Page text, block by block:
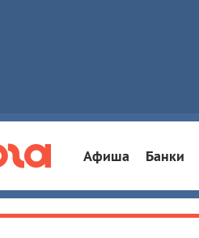
Афиша Банки